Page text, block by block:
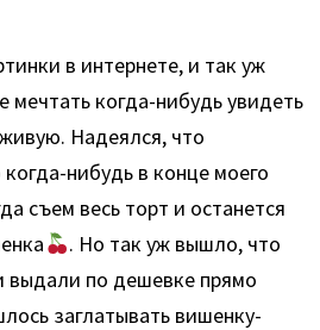
в интернете, и так уж
мечтать когда-нибудь увидеть
Надеялся, что
нибудь в конце моего
съем весь торт и останется
. Но так уж вышло, что
выдали по дешевке прямо
заглатывать вишенку-